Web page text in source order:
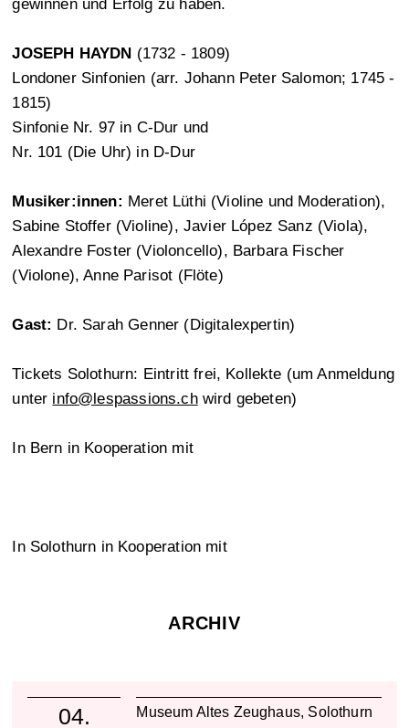
gewinnen und Erfolg zu haben.
JOSEPH HAYDN (1732 - 1809)
Londoner Sinfonien (arr. Johann Peter Salomon; 1745 -
1815)
Sinfonie Nr. 97 in C-Dur und
Nr. 101 (Die Uhr) in D-Dur
Musiker:innen: Meret Lüthi (Violine und Moderation),
Sabine Stoffer (Violine), Javier López Sanz (Viola),
Alexandre Foster (Violoncello), Barbara Fischer
(Violone), Anne Parisot (Flöte)
Gast: Dr. Sarah Genner (Digitalexpertin)
Tickets Solothurn: Eintritt frei, Kollekte (um Anmeldung
unter info@lespassions.chwird gebeten)
In Bern in Kooperation mit
In Solothurn in Kooperation mit
ARCHIV
04. Museum Altes Zeughaus, Solothurn